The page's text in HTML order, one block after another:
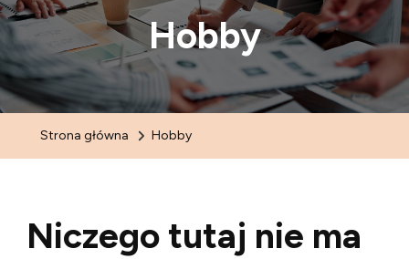
Hobby
Strona główna Hobby
Niczego tutaj nie ma